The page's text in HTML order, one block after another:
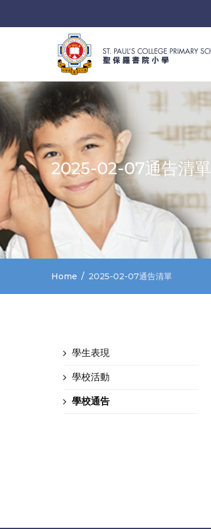
2025-02-07通告清單
Home 2025-02-07通告清單
學生表現
學校活動
學校通告